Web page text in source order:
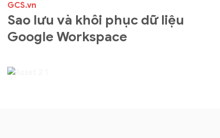
GCS.vn
Sao lưu và khôi phục dữ liệu
Google Workspace